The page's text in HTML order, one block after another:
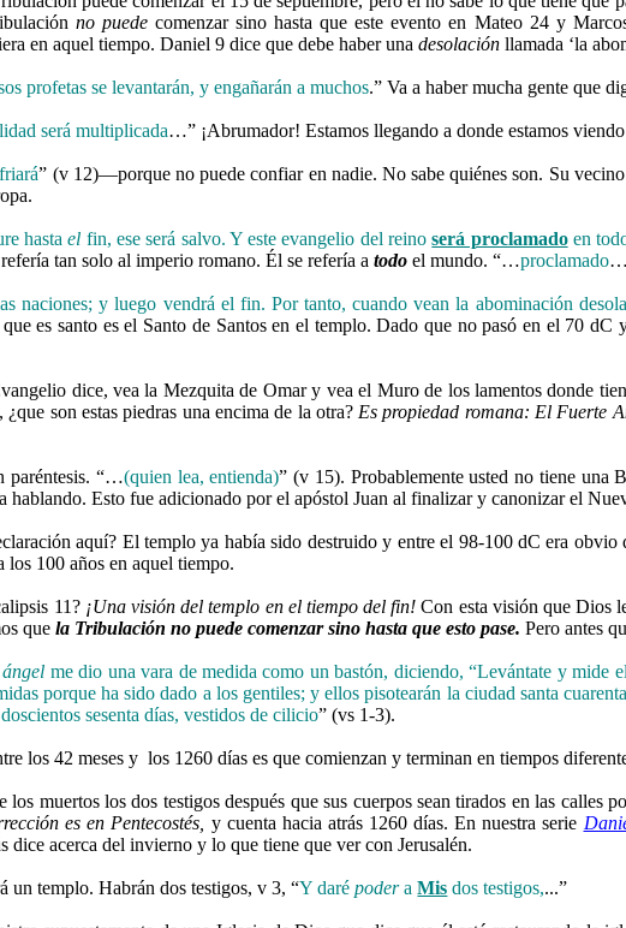
no puedecomenzar sino hasta que este evento en Mateo 24 y
en aquel tiempo. Daniel 9 dice que debe haber unadesolación llamada ‘la
profetas se levantarán, y engañarán a muchos.” Va a haber mucha gente que
será multiplicada…” ¡Abrumador! Estamos llegando a donde estamos
” (v 12)—porque no puede confiar en nadie. No sabe quiénes son. Su
hastael fin, ese será salvo. Y este evangelio del reinoserá proclamadoen
tan solo al imperio romano. Él se refería atodoel mundo. “…proclamado
naciones; y luego vendrá el fin. Por tanto, cuando vean la abominación
es santo es el Santo de Santos en el templo. Dado que no pasó en el 70
dice, vea la Mezquita de Omar y vea el Muro de los lamentos donde
son estas piedras una encima de la otra? Es propiedad romana: El Fuerte
paréntesis. “…(quien lea, entienda)” (v 15). Probablemente usted no tiene una
hablando. Esto fue adicionado por el apóstol Juan al finalizar y canonizar el
aquí? El templo ya había sido destruido y entre el 98-100 dC era
los 100 años en aquel tiempo.
11? ¡Una visión del templo en el tiempo del fin! Con esta visión que Dios
quela Tribulación no puede comenzar sino hasta que esto pase. Pero antes
ángel me dio una vara de medida como un bastón, diciendo, “Levántate y
porque ha sido dado a los gentiles; y ellos pisotearán la ciudad santa
sesenta días, vestidos de cilicio” (vs 1-3).
los 42 meses y los 1260 días es que comienzan y terminan en tiempos
los muertos los dos testigos después que sus cuerpos sean tirados en las calles
es en Pentecostés, y cuenta hacia atrás 1260 días. En nuestra serie
dice acerca del invierno y lo que tiene que ver con Jerusalén.
un templo. Habrán dos testigos, v 3, “Y darépoderaMis dos testigos,...”